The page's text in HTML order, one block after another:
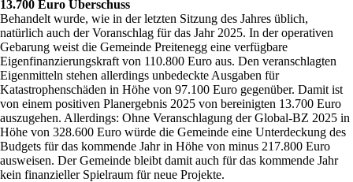
13.700 Euro Überschuss
Behandelt wurde, wie in der letzten Sitzung des Jahres üblich,
natürlich auch der Voranschlag für das Jahr 2025. In der operativen
Gebarung weist die Gemeinde Preitenegg eine verfügbare
Eigenfinanzierungskraft von 110.800 Euro aus. Den veranschlagten
Eigenmitteln stehen allerdings unbedeckte Ausgaben für
Katastrophenschäden in Höhe von 97.100 Euro gegenüber. Damit ist
von einem positiven Planergebnis 2025 von bereinigten 13.700 Euro
auszugehen. Allerdings: Ohne Veranschlagung der Global-BZ 2025 in
Höhe von 328.600 Euro würde die Gemeinde eine Unterdeckung des
Budgets für das kommende Jahr in Höhe von minus 217.800 Euro
ausweisen. Der Gemeinde bleibt damit auch für das kommende Jahr
kein finanzieller Spielraum für neue Projekte.